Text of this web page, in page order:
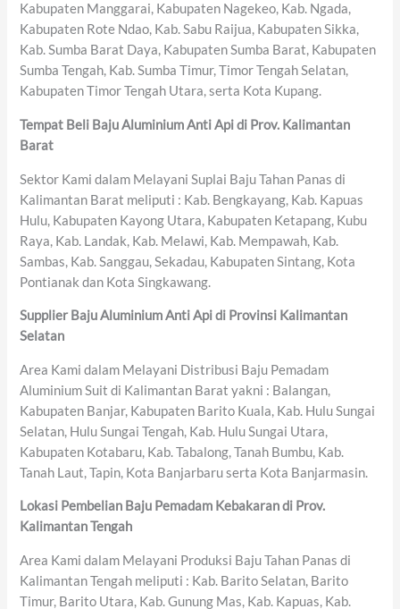
Kabupaten Manggarai, Kabupaten Nagekeo, Kab. Ngada,
Kabupaten Rote Ndao, Kab. Sabu Raijua, Kabupaten Sikka,
Kab. Sumba Barat Daya, Kabupaten Sumba Barat, Kabupaten
Sumba Tengah, Kab. Sumba Timur, Timor Tengah Selatan,
Kabupaten Timor Tengah Utara, serta Kota Kupang.
Tempat Beli Baju Aluminium Anti Api di Prov. Kalimantan
Barat
Sektor Kami dalam Melayani Suplai Baju Tahan Panas di
Kalimantan Barat meliputi : Kab. Bengkayang, Kab. Kapuas
Hulu, Kabupaten Kayong Utara, Kabupaten Ketapang, Kubu
Raya, Kab. Landak, Kab. Melawi, Kab. Mempawah, Kab.
Sambas, Kab. Sanggau, Sekadau, Kabupaten Sintang, Kota
Pontianak dan Kota Singkawang.
Supplier Baju Aluminium Anti Api di Provinsi Kalimantan
Selatan
Area Kami dalam Melayani Distribusi Baju Pemadam
Aluminium Suit di Kalimantan Barat yakni : Balangan,
Kabupaten Banjar, Kabupaten Barito Kuala, Kab. Hulu Sungai
Selatan, Hulu Sungai Tengah, Kab. Hulu Sungai Utara,
Kabupaten Kotabaru, Kab. Tabalong, Tanah Bumbu, Kab.
Tanah Laut, Tapin, Kota Banjarbaru serta Kota Banjarmasin.
Lokasi Pembelian Baju Pemadam Kebakaran di Prov.
Kalimantan Tengah
Area Kami dalam Melayani Produksi Baju Tahan Panas di
Kalimantan Tengah meliputi : Kab. Barito Selatan, Barito
Timur, Barito Utara, Kab. Gunung Mas, Kab. Kapuas, Kab.